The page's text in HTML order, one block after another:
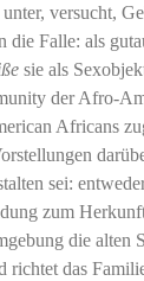
versucht,
Falle: als
sie als
der Afro-
Africans
sei:
zum
die alten
richtet das